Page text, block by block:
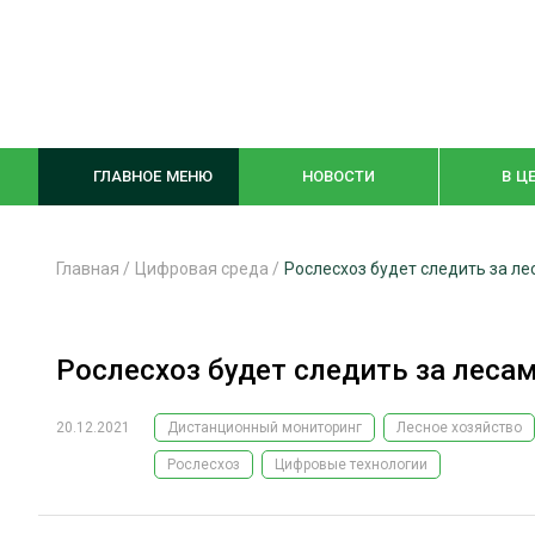
ГЛАВНОЕ МЕНЮ НОВОСТИ В
ЛЕСОЗАГОТОВКА
ОБРАБОТКА ДРЕВЕСИНЫ
ЦИФРОВАЯ СРЕДА
ЛЕСОПИЛЕНИЕ
БЕЗОПАСНОЕ
Главная / Цифровая среда / Рослесхоз будет следить за
Рослесхоз будет следить за
20.12.2021 Дистанционный мониторинг Лесное хозяйство
Рослесхоз Цифровые технологии